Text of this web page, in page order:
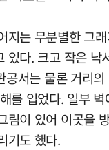
지는 무분별한 그
있다. 크고 작은 낙
서는 물론 거리
를 입었다. 일부
림이 있어 이곳을
기도 했다.